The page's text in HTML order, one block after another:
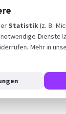
Statistik(z. B.
Dienste
Mehr in